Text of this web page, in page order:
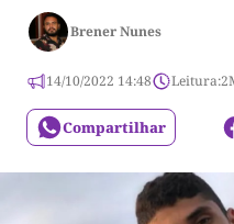
Brener Nunes
14/10/2022 14:48 Leitura:2
Compartilhar